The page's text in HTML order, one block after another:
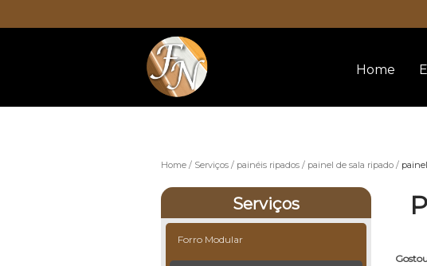
Home
Home Serviços painéis ripados painel de sala ripado
Serviços
Forro Modular